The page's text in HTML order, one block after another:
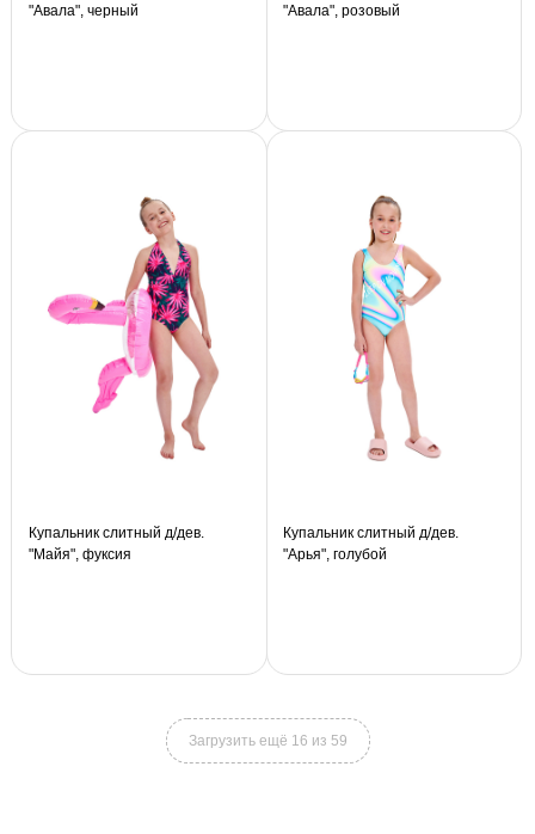
"Авала", черный
"Авала", розовый
Купальник слитный д/дев.
"Майя", фуксия
Купальник слитный д/дев.
"Арья", голубой
Загрузить ещё 16 из 59